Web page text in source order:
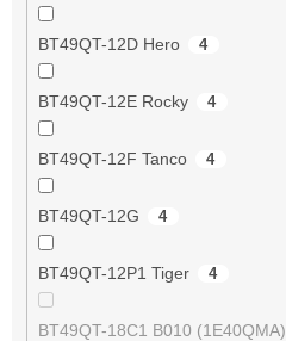
BT49QT-12D Hero 4
BT49QT-12E Rocky 4
BT49QT-12F Tanco 4
BT49QT-12G 4
BT49QT-12P1 Tiger 4
BT49QT-18C1 B010 (1E40QMA)